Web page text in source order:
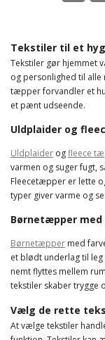
Tekstiler til et
Tekstiler gør hjemmet
og personlighed til
tæpper forvandler et
et pænt udseende.
Uldplaider og
Uldplaider ogfleece
varmen og suger fugt,
Fleecetæpper er lette
typer giver varme og
Børnetæpper
Børnetæpper med
et blødt underlag til
nemt flyttes mellem
tekstiler skaber trygge
Vælg de rette
At vælge tekstiler